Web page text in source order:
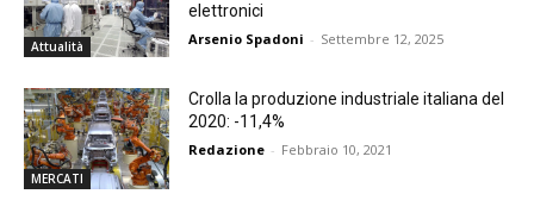
Attualità
elettronici
Arsenio Spadoni - Settembre 12, 2025
MERCATI
Crolla la produzione industriale italiana del
2020: -11,4%
Redazione - Febbraio 10, 2021